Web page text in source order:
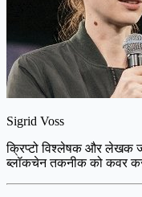
Sigrid Voss
क्रिप्टो विश्लेषक और लेखक
ब्लॉकचेन तकनीक को कवर